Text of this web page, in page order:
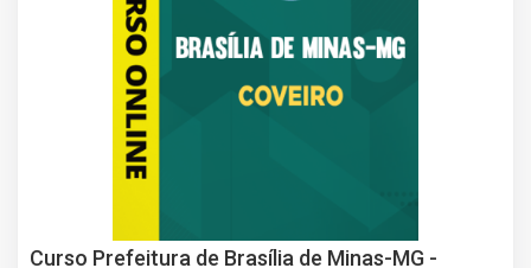
Curso Prefeitura de Brasília de Minas-MG -